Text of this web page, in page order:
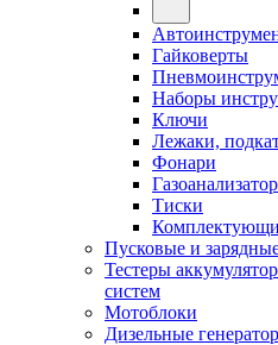
Гайковерты
Наборы
Ключи
Лежаки,
Фонари
Тиски
Пусковые и
Тестеры
систем
Мотоблоки
Дизельные